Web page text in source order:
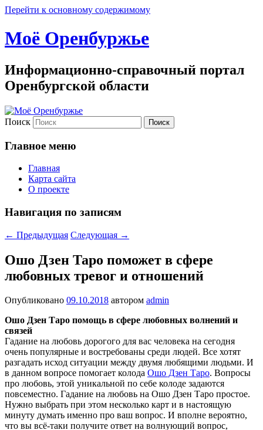
Перейти к основному содержимому
Моё Оренбуржье
Информационно-справочный портал
Оренбургской области
Поиск
Главное меню
Главная
Карта сайта
О проекте
Навигация по записям
← Предыдущая Следующая →
Ошо Дзен Таро поможет в сфере
любовных тревог и отношений
Опубликовано 09.10.2018 автором admin
Ошо Дзен Таро помощь в сфере любовных волнений и
связей
Гадание на любовь дорогого для вас человека на сегодня
очень популярные и востребованы среди людей. Все хотят
разгадать исход ситуации между двумя любящими людьми. И
в данном вопросе помогает колода Ошо Дзен Таро. Вопросы
про любовь, этой уникальной по себе колоде задаются
повсеместно. Гадание на любовь на Ошо Дзен Таро простое.
Нужно выбрать при этом несколько карт и в настоящую
минуту думать именно про ваш вопрос. И вполне вероятно,
что вы всё-таки получите ответ на волнующий вопрос,